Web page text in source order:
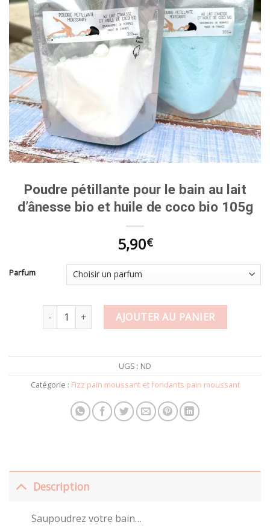
Poudre pétillante pour le bain au lait
d’ânesse bio et huile de coco bio 105g
5,90€
Parfum
quantité de Poudre pétillante pour le bain au lait
AJOUTER AU PANIER
UGS : ND
Catégorie : Fizz pain moussant et fondants pain moussant
Description
Saupoudrez votre bain…